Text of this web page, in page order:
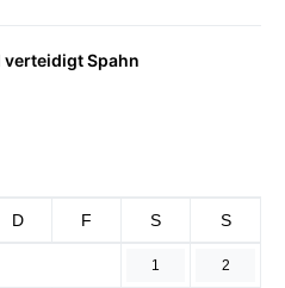
Spahn
D F S S
1 2